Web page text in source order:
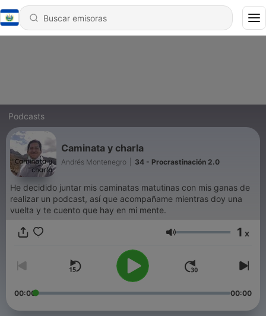
Podcasts
Caminata y charla
Andrés Montenegro 34 - Procrastinación 2.0
He decidido juntar mis caminatas matutinas con mis ganas de
realizar un podcast, así que acompañame mientras doy una
vuelta y te cuento que hay en mi mente.
Volumen 1 x
00:00 00:00